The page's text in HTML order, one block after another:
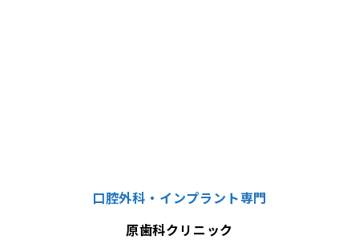
口腔外科・インプラント専門
原歯科クリニック